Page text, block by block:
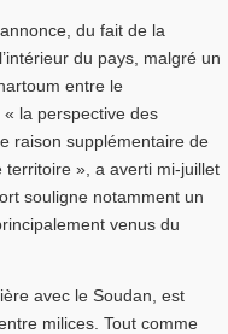
du fait de la
du pays, malgré un
entre le
la perspective des
raison supplémentaire de
territoire », a averti mi-juillet
souligne notamment un
venus du
avec le Soudan, est
milices. Tout comme